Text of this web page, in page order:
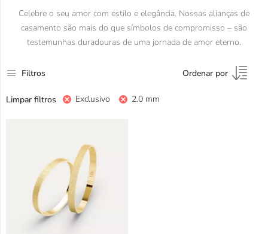
Celebre o seu amor com estilo e elegância. Nossas alianças de
casamento são mais do que símbolos de compromisso – são
testemunhas duradouras de uma jornada de amor eterno.
Filtros Ordenar por
Limpar filtros Exclusivo 2.0 mm